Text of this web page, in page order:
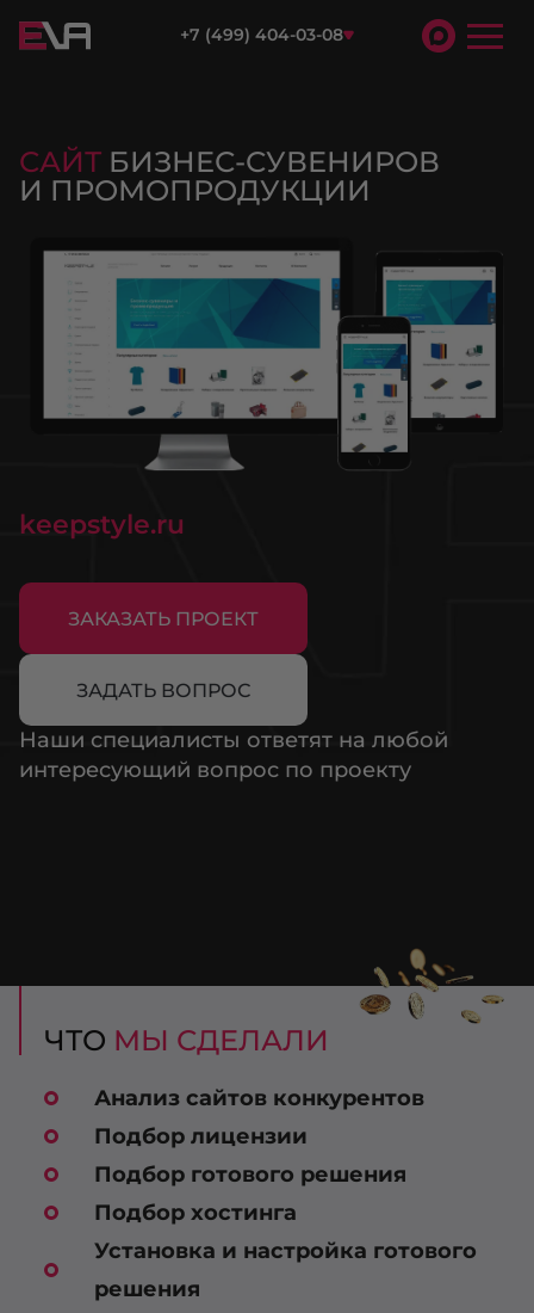
+7 (499) 404-03-08
САЙТ БИЗНЕС-СУВЕНИРОВ
И ПРОМОПРОДУКЦИИ
keepstyle.ru
ЗАКАЗАТЬ ПРОЕКТ
ЗАДАТЬ ВОПРОС
Наши специалисты ответят на любой
интересующий вопрос по проекту
ЧТО МЫ СДЕЛАЛИ
Анализ сайтов конкурентов
Подбор лицензии
Подбор готового решения
Подбор хостинга
Установка и настройка готового
решения